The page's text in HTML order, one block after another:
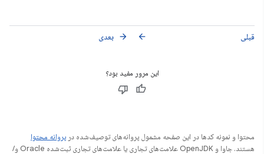
قبلی arrow_back بعدی arrow_forward
این مرور مفید بود؟
محتوا و نمونه کدها در این صفحه مشمول پروانه‌های توصیف‌شده در پروانه محتوا
هستند. جاوا و OpenJDK علامت‌های تجاری یا علامت‌های تجاری ثبت‌شده Oracle و/